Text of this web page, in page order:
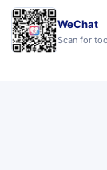
WeChat
Scan for